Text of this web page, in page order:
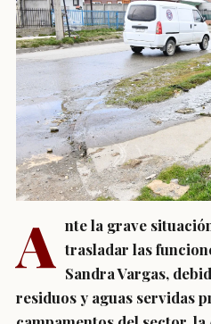
A nte la grave
trasladar las
Sandra Vargas,
residuos y aguas servidas